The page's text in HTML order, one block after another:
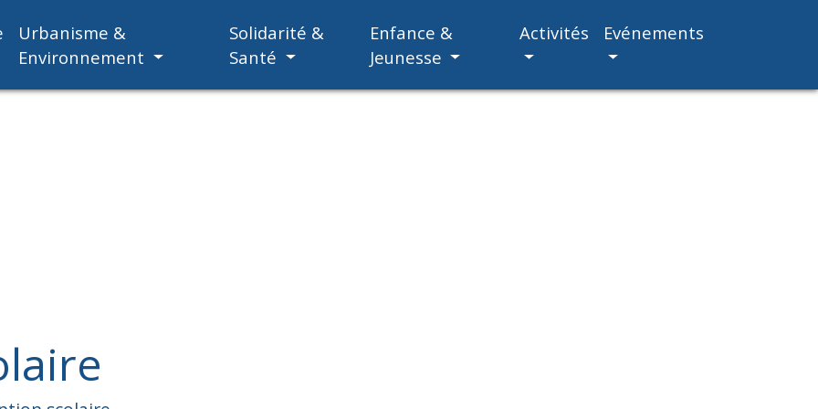
Urbanisme &
Environnement
Solidarité &
Santé
Enfance &
Jeunesse
Activités Evénements